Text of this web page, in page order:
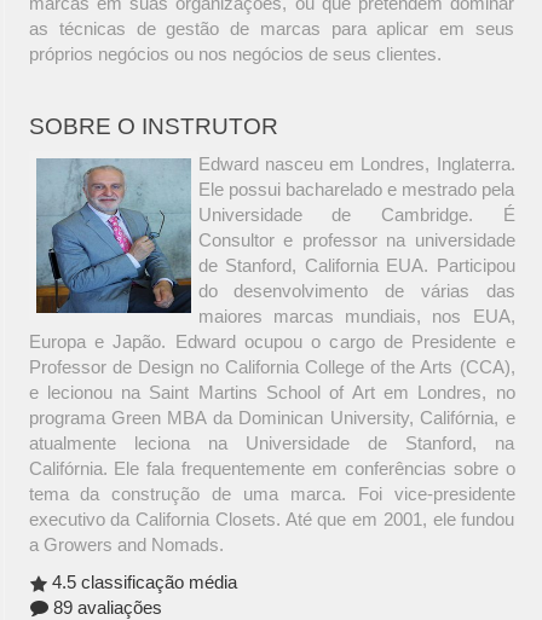
as técnicas de gestão de marcas para aplicar em seus
próprios negócios ou nos negócios de seus clientes.
SOBRE O INSTRUTOR
Edward nasceu em Londres, Inglaterra.
Ele possui bacharelado e mestrado pela
Universidade de Cambridge. É
Consultor e professor na universidade
de Stanford, California EUA. Participou
do desenvolvimento de várias das
maiores marcas mundiais, nos EUA,
Europa e Japão. Edward ocupou o cargo de Presidente e
Professor de Design no California College of the Arts (CCA),
e lecionou na Saint Martins School of Art em Londres, no
programa Green MBA da Dominican University, Califórnia, e
atualmente leciona na Universidade de Stanford, na
Califórnia. Ele fala frequentemente em conferências sobre o
tema da construção de uma marca. Foi vice-presidente
executivo da California Closets. Até que em 2001, ele fundou
a Growers and Nomads.
4.5 classificação média
89 avaliações